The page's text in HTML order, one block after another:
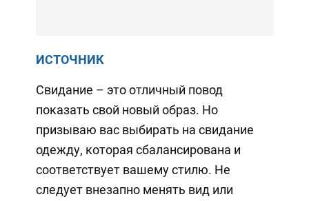
ИСТОЧНИК
Свидание – это отличный повод
показать свой новый образ. Но
призываю вас выбирать на свидание
одежду, которая сбалансирована и
соответствует вашему стилю. Не
следует внезапно менять вид или